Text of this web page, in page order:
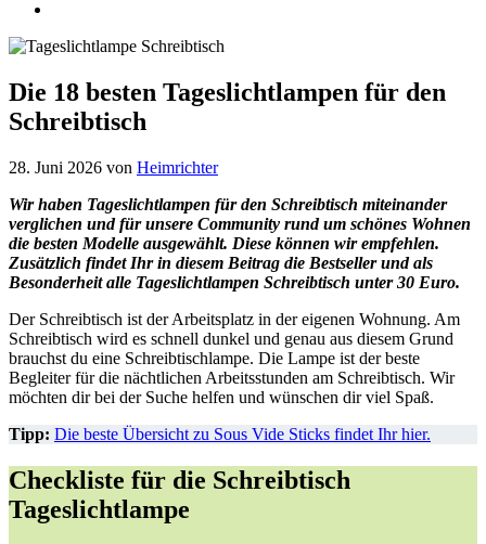
Die 18 besten Tageslichtlampen für den
Schreibtisch
28. Juni 2026 von Heimrichter
Wir haben Tageslichtlampen für den Schreibtisch miteinander
verglichen und für unsere Community rund um schönes Wohnen
die besten Modelle ausgewählt. Diese können wir empfehlen.
Zusätzlich findet Ihr in diesem Beitrag die Bestseller und als
Besonderheit alle Tageslichtlampen Schreibtisch unter 30 Euro.
Der Schreibtisch ist der Arbeitsplatz in der eigenen Wohnung. Am
Schreibtisch wird es schnell dunkel und genau aus diesem Grund
brauchst du eine Schreibtischlampe. Die Lampe ist der beste
Begleiter für die nächtlichen Arbeitsstunden am Schreibtisch. Wir
möchten dir bei der Suche helfen und wünschen dir viel Spaß.
Tipp: Die beste Übersicht zu Sous Vide Sticks findet Ihr hier.
Checkliste für die Schreibtisch
Tageslichtlampe